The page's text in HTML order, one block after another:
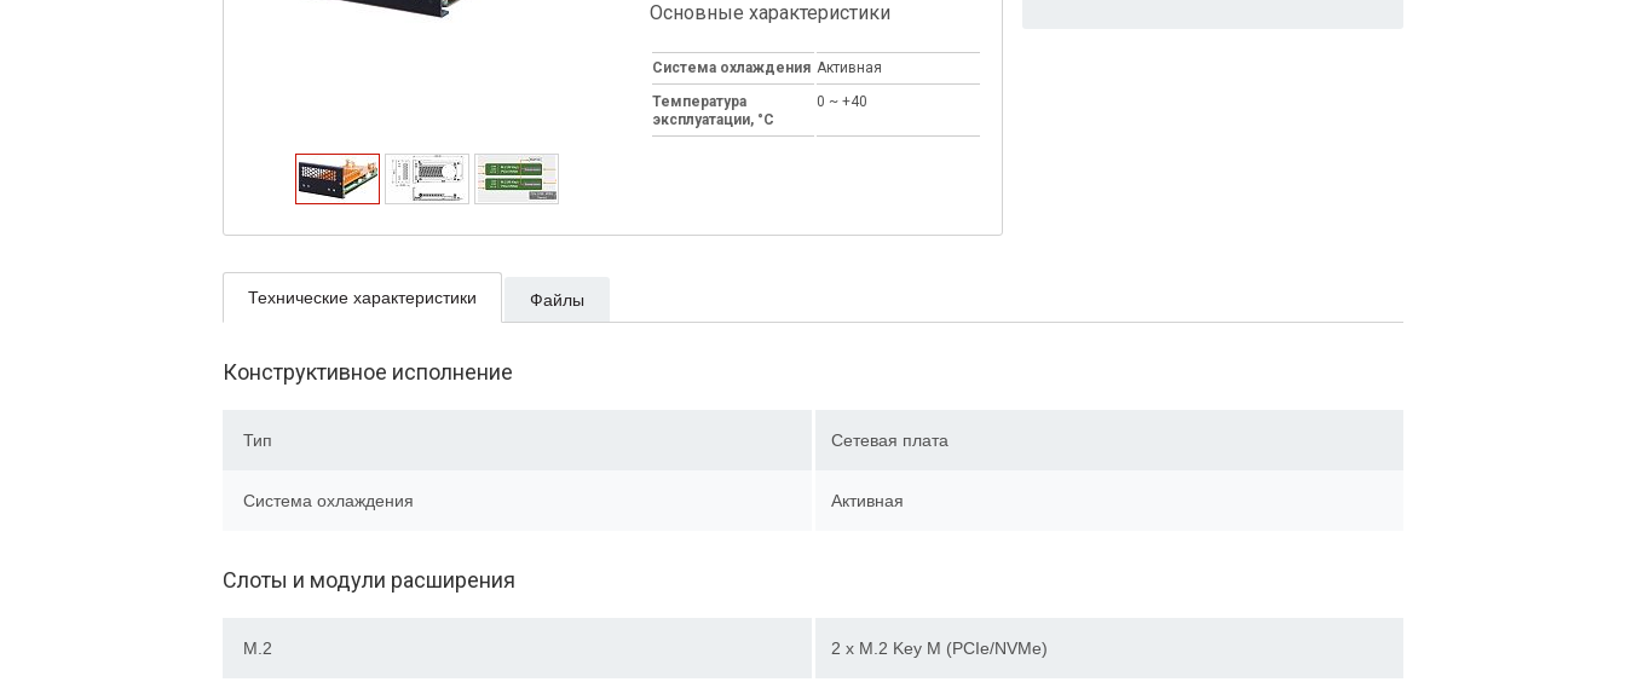
Основные характеристики
Система охлаждения Активная
Температура
эксплуатации, °C
0 ~ +40
Технические характеристики Файлы
Конструктивное исполнение
Тип Сетевая плата
Система охлаждения Активная
Слоты и модули расширения
M.2 2 х M.2 Key М (PCIe/NVMe)